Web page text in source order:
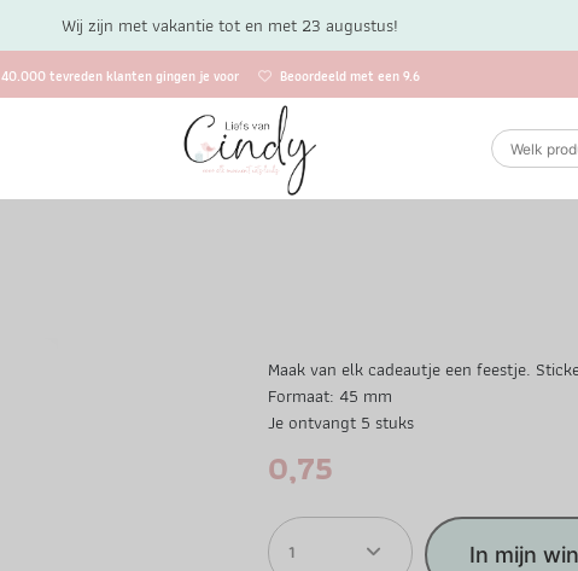
40.000 tevreden klanten gingen je voor Beoordeeld met een 9.6
Maak van elk cadeautje een feestje.
Formaat: 45 mm
Je ontvangt 5 stuks
0,75
1 In mijn
Wij zijn met vakantie tot en met 23 augustus!